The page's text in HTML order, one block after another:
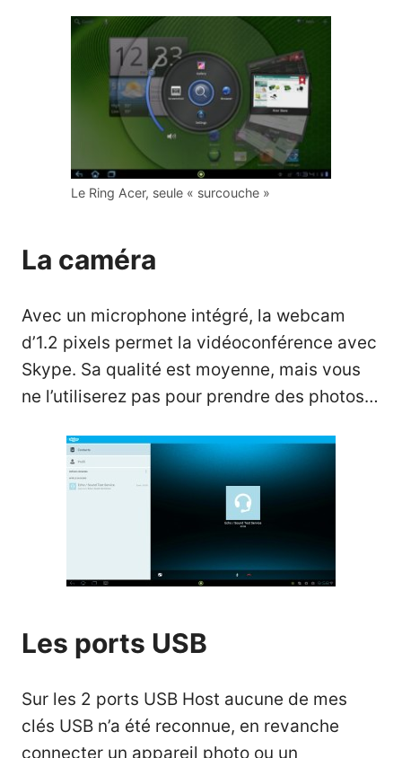
Le Ring Acer, seule « surcouche »
La caméra
Avec un microphone intégré, la webcam
d’1.2 pixels permet la vidéoconférence avec
Skype. Sa qualité est moyenne, mais vous
ne l’utiliserez pas pour prendre des photos…
Les ports USB
Sur les 2 ports USB Host aucune de mes
clés USB n’a été reconnue, en revanche
connecter un appareil photo ou un